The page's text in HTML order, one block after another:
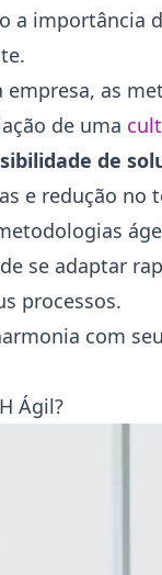
a importância
empresa, as
de uma
de
e redução no
se adaptar
processos.
com
Ágil?